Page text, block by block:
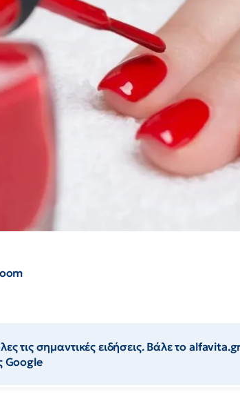
τις σημαντικές ειδήσεις. Βάλε το
Google